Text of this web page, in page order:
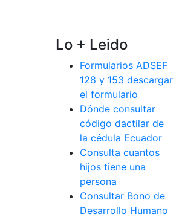
Lo + Leido
Formularios ADSEF
128 y 153 descargar
el formulario
Dónde consultar
código dactilar de
la cédula Ecuador
Consulta cuantos
hijos tiene una
persona
Consultar Bono de
Desarrollo Humano